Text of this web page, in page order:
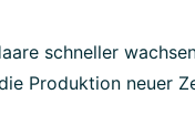
schneller
Produktion neuer